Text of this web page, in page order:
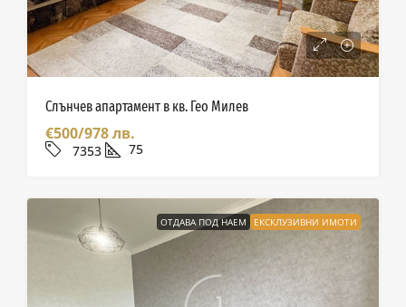
Слънчев апартамент в кв. Гео Милев
€500/978 лв.
7353 75
ОТДАВА ПОД НАЕМ ЕКСКЛУЗИВНИ ИМОТИ